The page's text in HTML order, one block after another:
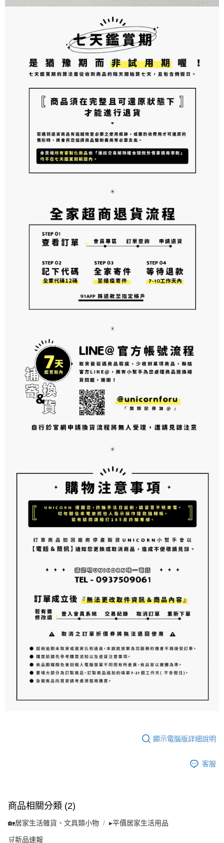
顯示電腦版詳細說明
客服
商品相關分類 (2)
🏡居家生活雜貨、文具類小物 ▸平價居家生活用品
🛒新品速報